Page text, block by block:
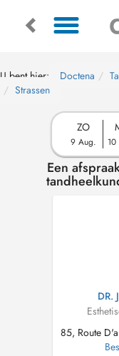
U bent hier: Doctena
Strassen
ZO
9 Aug.
Een
DR.
85, Route